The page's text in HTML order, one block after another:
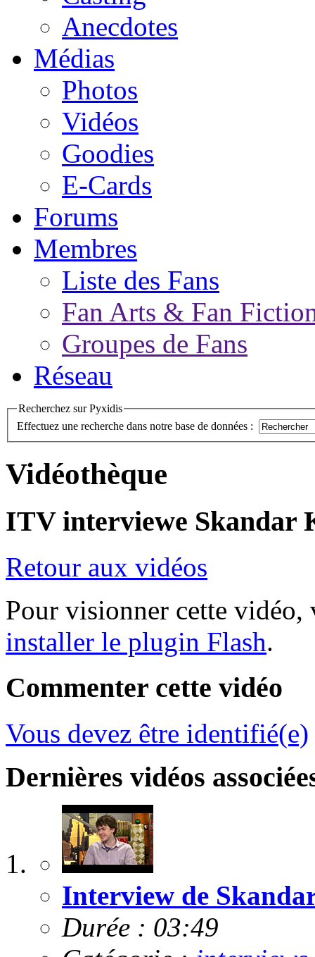
Anecdotes
Médias
Photos
Vidéos
Goodies
E-Cards
Forums
Membres
Liste des Fans
Fan Arts & Fan
Groupes de Fans
Réseau
Recherchez sur Pyxidis
Effectuez une recherche dans notre base de données :
Vidéothèque
ITV interviewe Skandar
Retour aux vidéos
Pour visionner cette vidéo,
installer le plugin Flash.
Commenter cette vidéo
Vous devez être identifié(e)
Dernières vidéos
Interview de
Durée : 03:49